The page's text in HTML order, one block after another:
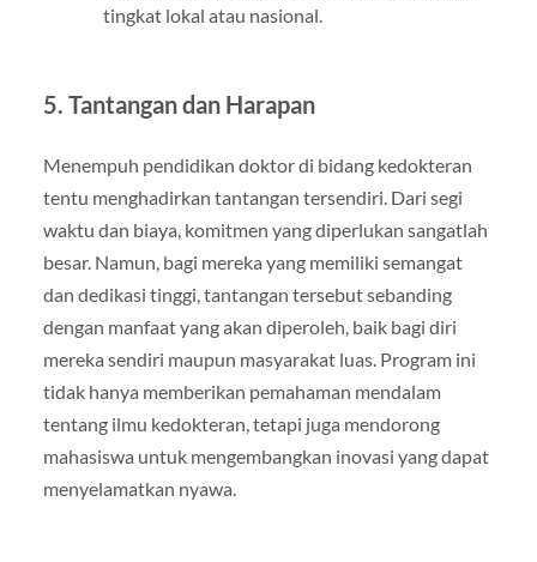
tingkat lokal atau nasional.
5. Tantangan dan Harapan
Menempuh pendidikan doktor di bidang kedokteran
tentu menghadirkan tantangan tersendiri. Dari segi
waktu dan biaya, komitmen yang diperlukan sangatlah
besar. Namun, bagi mereka yang memiliki semangat
dan dedikasi tinggi, tantangan tersebut sebanding
dengan manfaat yang akan diperoleh, baik bagi diri
mereka sendiri maupun masyarakat luas. Program ini
tidak hanya memberikan pemahaman mendalam
tentang ilmu kedokteran, tetapi juga mendorong
mahasiswa untuk mengembangkan inovasi yang dapat
menyelamatkan nyawa.